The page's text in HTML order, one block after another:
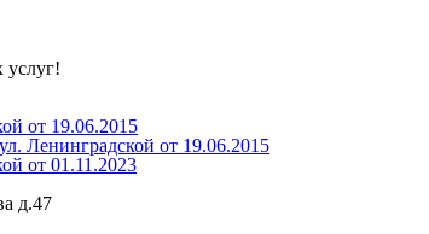
услуг!
от 19.06.2015
Ленинградской от 19.06.2015
от 01.11.2023
д.47